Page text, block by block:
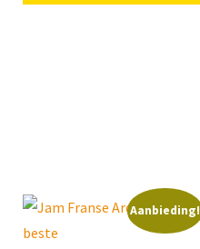
Aanbieding!